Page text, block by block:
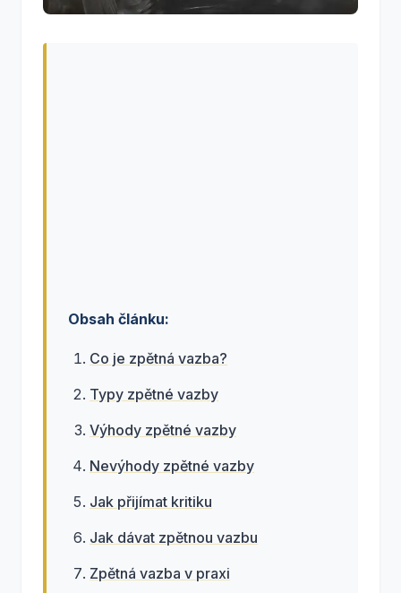
Obsah článku:
Co je zpětná vazba?
Typy zpětné vazby
Výhody zpětné vazby
Nevýhody zpětné vazby
Jak přijímat kritiku
Jak dávat zpětnou vazbu
Zpětná vazba v praxi